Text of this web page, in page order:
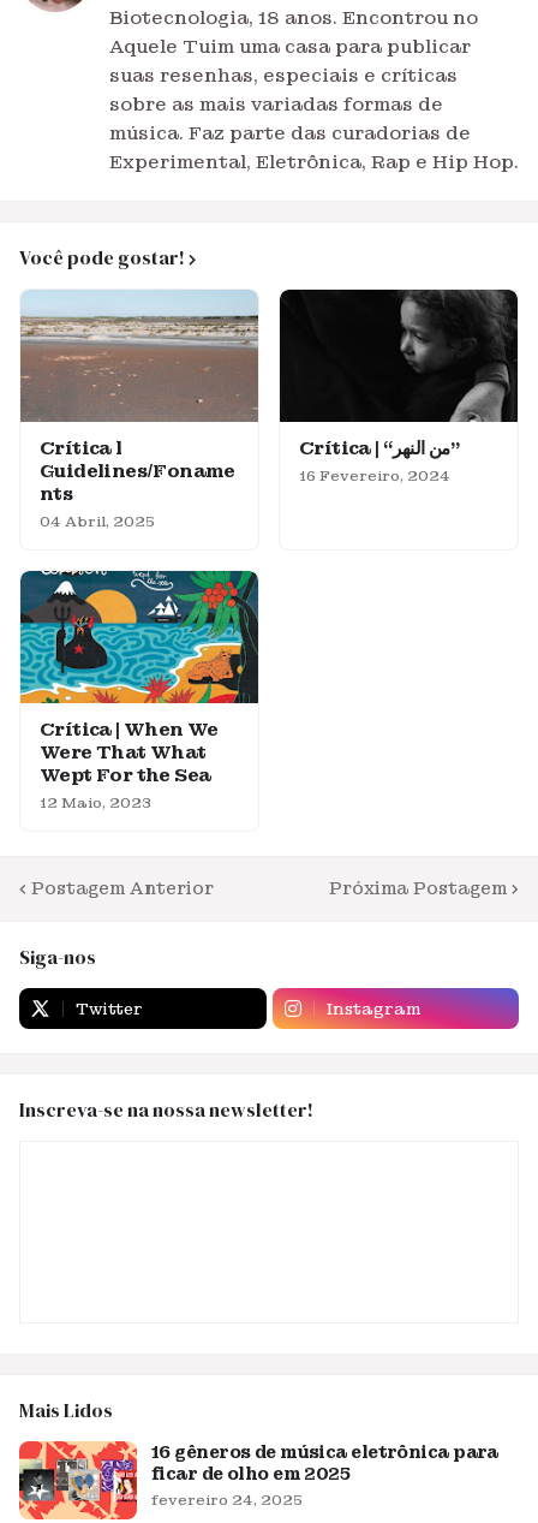
Biotecnologia, 18 anos. Encontrou no
Aquele Tuim uma casa para publicar
suas resenhas, especiais e críticas
sobre as mais variadas formas de
música. Faz parte das curadorias de
Experimental, Eletrônica, Rap e Hip Hop.
Você pode gostar!
Crítica l
Guidelines/Foname
nts
04 Abril, 2025
Crítica | “من النهر”
16 Fevereiro, 2024
Crítica | When We
Were That What
Wept For the Sea
12 Maio, 2023
Postagem Anterior Próxima Postagem
Siga-nos
Twitter Instagram
Inscreva-se na nossa newsletter!
Mais Lidos
16 gêneros de música eletrônica para
ficar de olho em 2025
fevereiro 24, 2025